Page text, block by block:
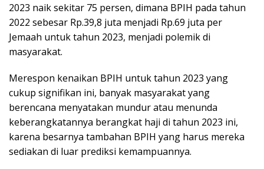
2023 naik sekitar 75 persen, dimana BPIH pada tahun
2022 sebesar Rp.39,8 juta menjadi Rp.69 juta per
Jemaah untuk tahun 2023, menjadi polemik di
masyarakat.
Merespon kenaikan BPIH untuk tahun 2023 yang
cukup signifikan ini, banyak masyarakat yang
berencana menyatakan mundur atau menunda
keberangkatannya berangkat haji di tahun 2023 ini,
karena besarnya tambahan BPIH yang harus mereka
sediakan di luar prediksi kemampuannya.